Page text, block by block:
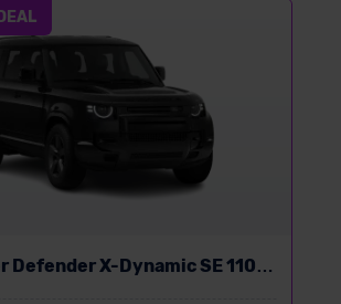
Defender X-Dynamic SE 110